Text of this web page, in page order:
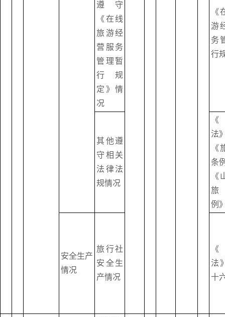
遵守
《在线
旅游经
营服务
管理暂
行规
定》情
况
《
游
务
行
其他遵
守相关
法律法
规情况
法
《
条
《
旅
例
安全生产
情况
旅行社
安全生
产情况
法
十